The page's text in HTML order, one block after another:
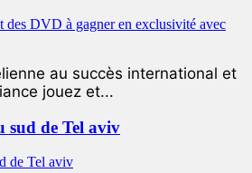
au succès international et
jouez et...
sud de Tel aviv